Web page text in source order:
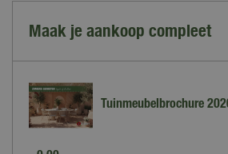
Maak je aankoop compleet
Tuinmeubelbrochure